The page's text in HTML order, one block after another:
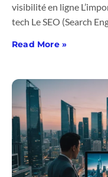
visibilité en ligne
tech Le SEO (Search
Read More »